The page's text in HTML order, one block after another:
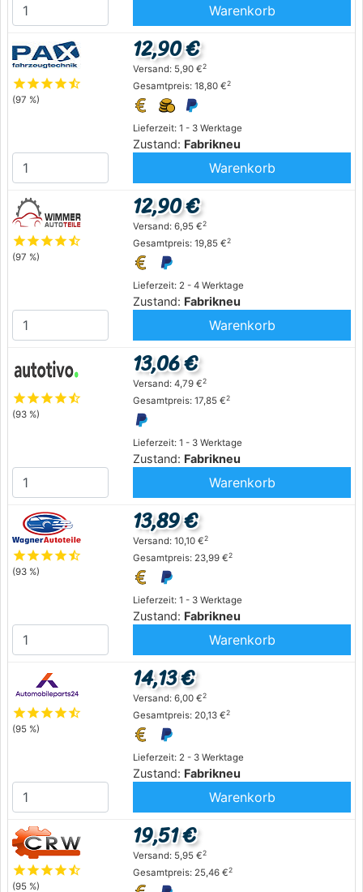
Warenkorb
starstarstarstarstar_half
(97 %)
Lieferzeit: 1 - 3 Werktage
Zustand: Fabrikneu
12,90 €
Versand: 5,90 €2
Gesamtpreis: 18,80 €2
Warenkorb
starstarstarstarstar_half
(97 %)
Lieferzeit: 2 - 4 Werktage
Zustand: Fabrikneu
12,90 €
Versand: 6,95 €2
Gesamtpreis: 19,85 €2
Warenkorb
starstarstarstarstar_half
(93 %)
Lieferzeit: 1 - 3 Werktage
Zustand: Fabrikneu
13,06 €
Versand: 4,79 €2
Gesamtpreis: 17,85 €2
Warenkorb
starstarstarstarstar_half
(93 %)
Lieferzeit: 1 - 3 Werktage
Zustand: Fabrikneu
13,89 €
Versand: 10,10 €2
Gesamtpreis: 23,99 €2
Warenkorb
starstarstarstarstar_half
(95 %)
Lieferzeit: 2 - 3 Werktage
Zustand: Fabrikneu
14,13 €
Versand: 6,00 €2
Gesamtpreis: 20,13 €2
Warenkorb
starstarstarstarstar_half
(95 %)
19,51 €
Versand: 5,95 €2
Gesamtpreis: 25,46 €2